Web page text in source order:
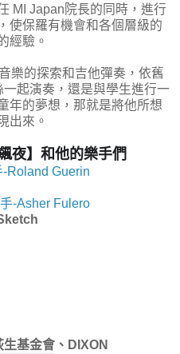
MI Japan院長的同時，進行
使保羅有機會和各個層級的
經驗。
樂的探索和吉他彈奏，依舊
起演奏，還是與學生進行一
年的夢想，那就是將他所想
出來。
夜】和他的樂手們
Roland Guerin
-Asher Fulero
基金會、DIXON